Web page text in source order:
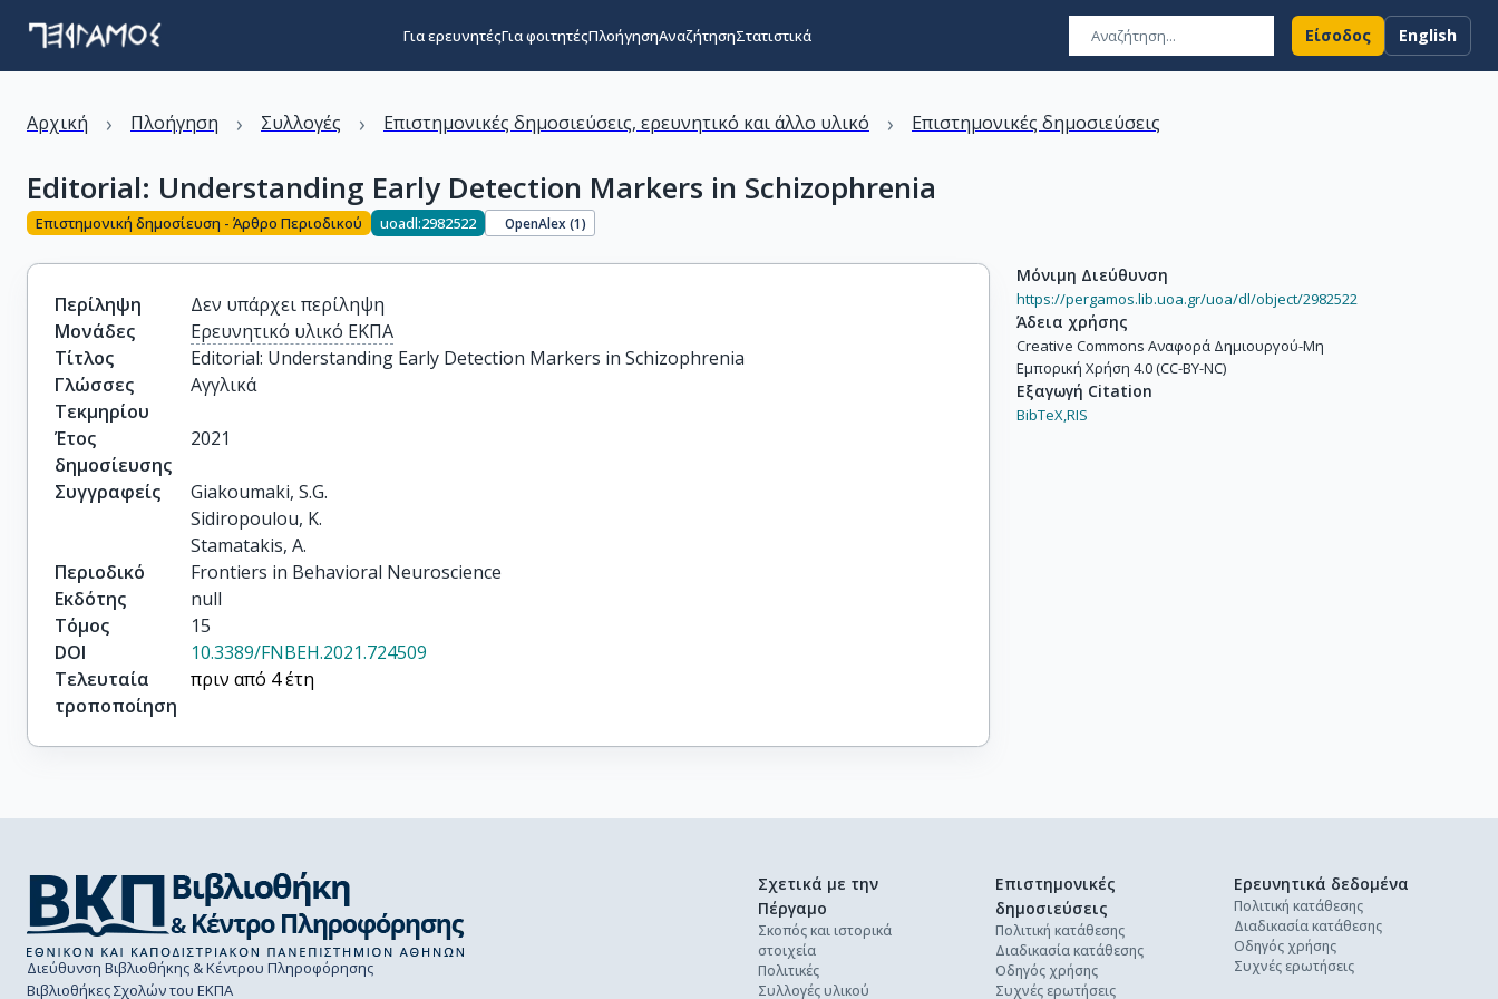
Για ερευνητέςΓια φοιτητέςΠλοήγησηΑναζήτησηΣτατιστικά Είσοδος English
Αρχική › Πλοήγηση › Συλλογές › Επιστημονικές δημοσιεύσεις, ερευνητικό και άλλο υλικό › Επιστημονικές δημοσιεύσεις
Editorial: Understanding Early Detection Markers in Schizophrenia
Επιστημονική δημοσίευση - Άρθρο Περιοδικού uoadl:2982522 OpenAlex (1)
Περίληψη
Δεν υπάρχει περίληψη
Μονάδες
Ερευνητικό υλικό ΕΚΠΑ
Τίτλος
Editorial: Understanding Early Detection Markers in Schizophrenia
Γλώσσες
Τεκμηρίου
Αγγλικά
Έτος
δημοσίευσης
2021
Συγγραφείς
Giakoumaki, S.G.
Sidiropoulou, K.
Stamatakis, A.
Περιοδικό
Frontiers in Behavioral Neuroscience
Εκδότης
null
Τόμος
15
DOI
10.3389/FNBEH.2021.724509
Τελευταία
τροποποίηση
πριν από 4 έτη
Μόνιμη Διεύθυνση
https://pergamos.lib.uoa.gr/uoa/dl/object/2982522
Άδεια χρήσης
Creative Commons Αναφορά Δημιουργού-Μη
Εμπορική Χρήση 4.0 (CC-BY-NC)
Εξαγωγή Citation
BibTeX,RIS
Διεύθυνση Βιβλιοθήκης & Κέντρου Πληροφόρησης
Βιβλιοθήκες Σχολών του ΕΚΠΑ
Σχετικά με την
Πέργαμο
Σκοπός και ιστορικά
στοιχεία
Πολιτικές
Συλλογές υλικού
Επιστημονικές
δημοσιεύσεις
Πολιτική κατάθεσης
Διαδικασία κατάθεσης
Οδηγός χρήσης
Συχνές ερωτήσεις
Ερευνητικά δεδομένα
Πολιτική κατάθεσης
Διαδικασία κατάθεσης
Οδηγός χρήσης
Συχνές ερωτήσεις